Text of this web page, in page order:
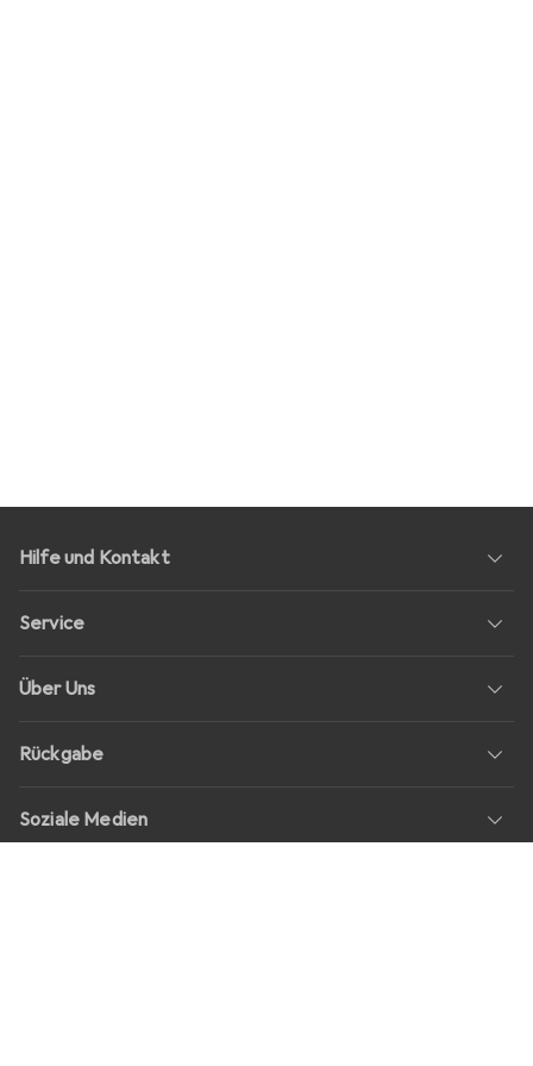
Hilfe und Kontakt
Service
Über Uns
Rückgabe
Soziale Medien